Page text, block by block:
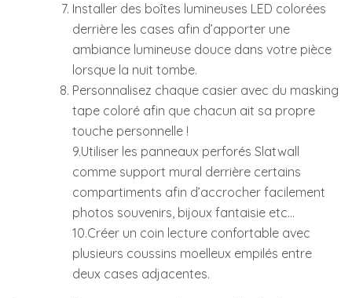
Installer des boîtes lumineuses LED colorées
derrière les cases afin d’apporter une
ambiance lumineuse douce dans votre pièce
lorsque la nuit tombe.
Personnalisez chaque casier avec du masking
tape coloré afin que chacun ait sa propre
touche personnelle !
9.Utiliser les panneaux perforés Slatwall
comme support mural derrière certains
compartiments afin d’accrocher facilement
photos souvenirs, bijoux fantaisie etc…
10.Créer un coin lecture confortable avec
plusieurs coussins moelleux empilés entre
deux cases adjacentes.